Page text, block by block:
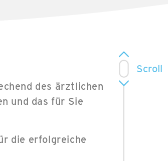
des ärztlichen
und das für Sie
die erfolgreiche